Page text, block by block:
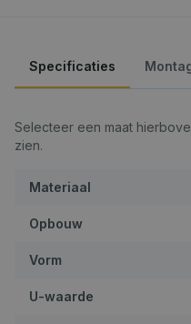
Specificaties
Selecteer een maat
zien.
Materiaal
Opbouw
Vorm
U-waarde